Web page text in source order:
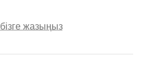
бізге жазыңыз